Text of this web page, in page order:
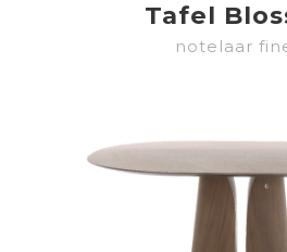
Tafel
notelaar